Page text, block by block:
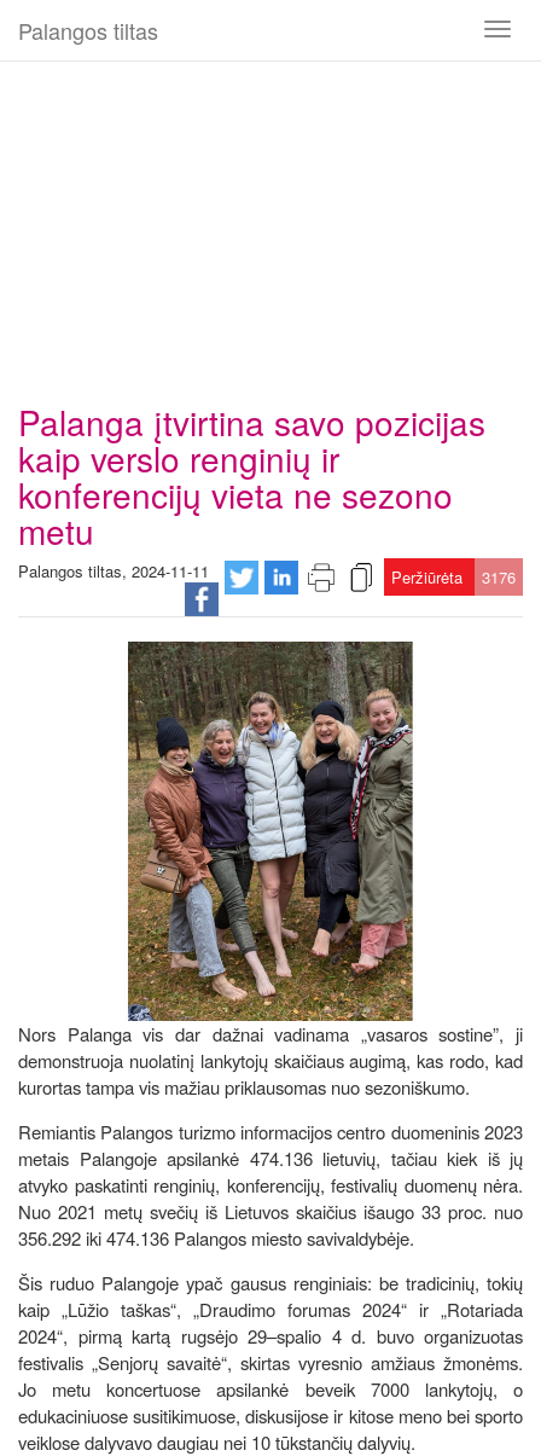
Toggle
Palangos tiltas
Palanga įtvirtina savo pozicijas
kaip verslo renginių ir
konferencijų vieta ne sezono
metu
Palangos tiltas, 2024-11-11 Peržiūrėta 3176
Nors Palanga vis dar dažnai vadinama „vasaros sostine”, ji
demonstruoja nuolatinį lankytojų skaičiaus augimą, kas rodo, kad
kurortas tampa vis mažiau priklausomas nuo sezoniškumo.
Remiantis Palangos turizmo informacijos centro duomeninis 2023
metais Palangoje apsilankė 474.136 lietuvių, tačiau kiek iš jų
atvyko paskatinti renginių, konferencijų, festivalių duomenų nėra.
Nuo 2021 metų svečių iš Lietuvos skaičius išaugo 33 proc. nuo
356.292 iki 474.136 Palangos miesto savivaldybėje.
Šis ruduo Palangoje ypač gausus renginiais: be tradicinių, tokių
kaip „Lūžio taškas“, „Draudimo forumas 2024“ ir „Rotariada
2024“, pirmą kartą rugsėjo 29–spalio 4 d. buvo organizuotas
festivalis „Senjorų savaitė“, skirtas vyresnio amžiaus žmonėms.
Jo metu koncertuose apsilankė beveik 7000 lankytojų, o
edukaciniuose susitikimuose, diskusijose ir kitose meno bei sporto
veiklose dalyvavo daugiau nei 10 tūkstančių dalyvių.